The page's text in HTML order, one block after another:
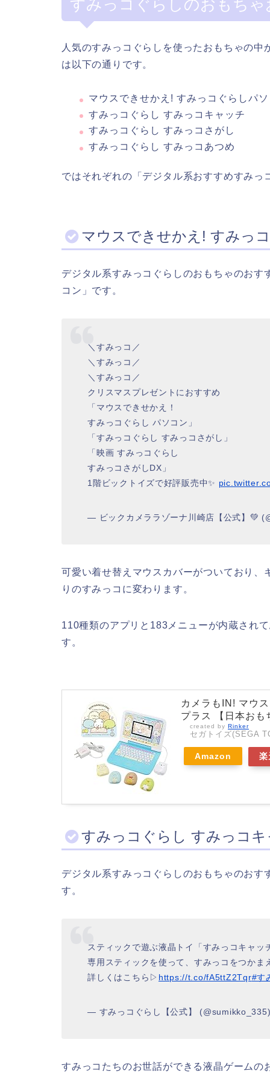
すみっコぐらしのおもち
人気のすみっコぐらしを使ったおもちゃの
は以下の通りです。
マウスできせかえ! すみっコぐらしパ
すみっコぐらし すみっコキャッチ
すみっコぐらし すみっコさがし
すみっコぐらし すみっコあつめ
ではそれぞれの「デジタル系おすすめすみ
マウスできせかえ! すみっ
デジタル系すみっコぐらしのおもちゃのお
コン」です。
＼すみっコ／
＼すみっコ／
＼すみっコ／
クリスマスプレゼントにおすすめ
「マウスできせかえ！
すみっコぐらし パソコン」
「すみっコぐらし すみっコさがし」
「映画 すみっコぐらし
すみっコさがしDX」
1階ビックトイズで好評販売中✨
— ビックカメララゾーナ川崎店【公式】💚
可愛い着せ替えマウスカバーがついており
りのすみっコに変わります。
110種類のアプリと183メニューが内蔵され
す。
カメラもIN! マウ
プラス 【日本お
created by Rinker
セガトイズ(SEGA
Amazon 楽
すみっコぐらし すみっコ
デジタル系すみっコぐらしのおもちゃのお
す。
スティックで遊ぶ液晶トイ「すみっコキャッ
専用スティックを使って、すみっコをつか
詳しくはこちら▷ https://t.co/fA5ttZ2Tqr#す
— すみっコぐらし【公式】
すみっコたちのお世話ができる液晶ゲームの